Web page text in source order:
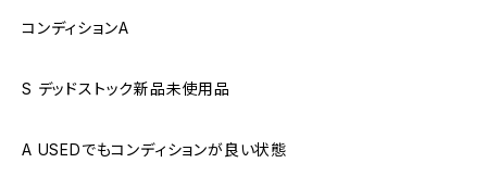
コンディションA
S デッドストック新品未使用品
A USEDでもコンディションが良い状態